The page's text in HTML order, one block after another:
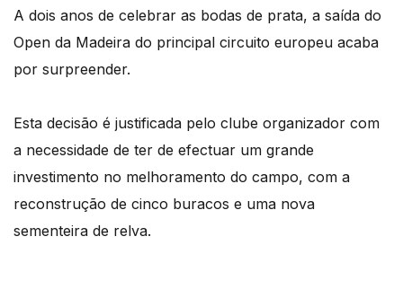
A dois anos de celebrar as bodas de prata, a saída do
Open da Madeira do principal circuito europeu acaba
por surpreender.
Esta decisão é justificada pelo clube organizador com
a necessidade de ter de efectuar um grande
investimento no melhoramento do campo, com a
reconstrução de cinco buracos e uma nova
sementeira de relva.